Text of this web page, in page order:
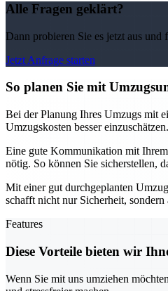
Alle Fragen geklärt?
Dann probieren Sie es jetzt aus
Jetzt Anfrage starten
So planen Sie mit
Bei der Planung Ihres Umzugs mit
Umzugskosten besser
Eine gute Kommunikation mit
nötig. So können Sie sicherstellen,
Mit einer gut durchgeplanten
schafft nicht nur Sicherheit, sondern
Features
Diese Vorteile bieten wir
Wenn Sie mit uns umziehen